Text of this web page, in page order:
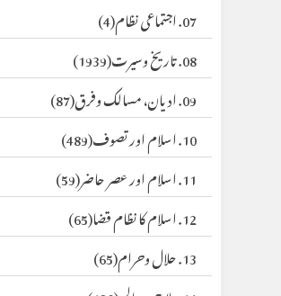
07. اجتماعی نظام
(4)
08. تاریخ وسیرت
(1939)
09. ادیان، مسالک وفرق
(87)
10. اسلام اور تصوف
(489)
11. اسلام اور عصر حاضر
(59)
12. اسلام کا نظام قضا
(65)
13. حلال وحرام
(65)